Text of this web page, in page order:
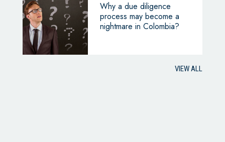
Why a due diligence
process may become a
nightmare in Colombia?
VIEW ALL